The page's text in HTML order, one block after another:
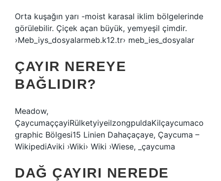
Orta kuşağın yarı -moist karasal iklim bölgelerinde
görülebilir. Çiçek açan büyük, yemyeşil çimdir.
›Meb_iys_dosyalarmeb.k12.tr› meb_ies_dosyalar
ÇAYIR NEREYE
BAĞLIDIR?
Meadow,
ÇaycumaççayiRülketyiyeilzongpuldaKilçaycumaco
graphic Bölgesi15 Linien Dahaçaçaye, Çaycuma –
WikipediAviki ›Wiki› Wiki ›Wiese, _çaycuma
DAĞ ÇAYIRI NEREDE